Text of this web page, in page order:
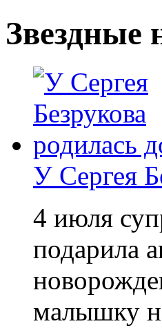
Звездные
У Сергея
4 июля
подарила
малышку